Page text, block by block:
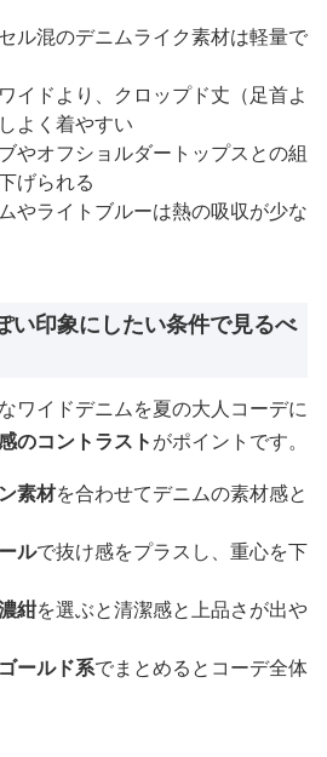
ル混のデニムライク素材は軽量で
イドより、クロップド丈（足首よ
よく着やすい
やオフショルダートップスとの組
げられる
やライトブルーは熱の吸収が少な
い印象にしたい条件で見るべ
ワイドデニムを夏の大人コーデに
のコントラストがポイントです。
素材を合わせてデニムの素材感と
ルで抜け感をプラスし、重心を下
紺を選ぶと清潔感と上品さが出や
ールド系でまとめるとコーデ全体